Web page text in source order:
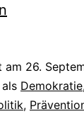
am 26.
Demokratie
,